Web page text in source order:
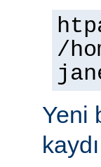
/
Yeni